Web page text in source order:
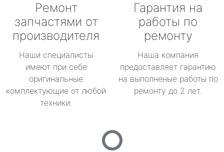
Ремонт
запчастями от
производителя
Наши специалисты
имеют при себе
оригинальные
комплектующие от любой
техники.
Гарантия на
работы по
ремонту
Наша компания
предоставляет гарантию
на выполненые работы по
ремонту до 2 лет.